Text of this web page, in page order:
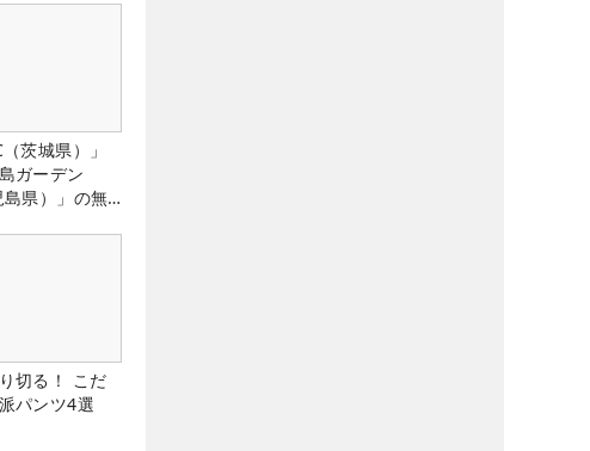
（茨城県）」
ガーデン
島県）」の無
切る！ こだ
パンツ4選